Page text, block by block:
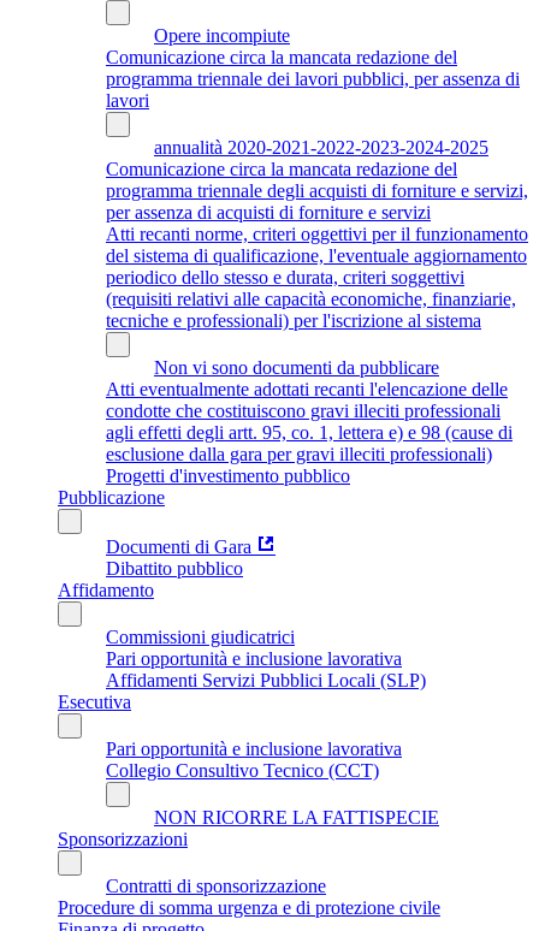
Opere incompiute
Comunicazione circa la mancata redazione del
programma triennale dei lavori pubblici, per assenza di
lavori
annualità 2020-2021-2022-2023-2024-2025
Comunicazione circa la mancata redazione del
programma triennale degli acquisti di forniture e servizi,
per assenza di acquisti di forniture e servizi
Atti recanti norme, criteri oggettivi per il funzionamento
del sistema di qualificazione, l'eventuale aggiornamento
periodico dello stesso e durata, criteri soggettivi
(requisiti relativi alle capacità economiche, finanziarie,
tecniche e professionali) per l'iscrizione al sistema
Non vi sono documenti da pubblicare
Atti eventualmente adottati recanti l'elencazione delle
condotte che costituiscono gravi illeciti professionali
agli effetti degli artt. 95, co. 1, lettera e) e 98 (cause di
esclusione dalla gara per gravi illeciti professionali)
Progetti d'investimento pubblico
Pubblicazione
Documenti di Gara
Dibattito pubblico
Affidamento
Commissioni giudicatrici
Pari opportunità e inclusione lavorativa
Affidamenti Servizi Pubblici Locali (SLP)
Esecutiva
Pari opportunità e inclusione lavorativa
Collegio Consultivo Tecnico (CCT)
NON RICORRE LA FATTISPECIE
Sponsorizzazioni
Contratti di sponsorizzazione
Procedure di somma urgenza e di protezione civile